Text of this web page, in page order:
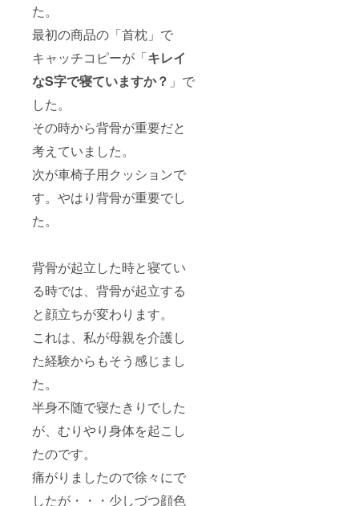
た。
最初の商品の「首枕」で
キャッチコピーが「キレイ
なS字で寝ていますか？ 」で
した。
その時から背骨が重要だと
考えていました。
次が車椅子用クッションで
す。やはり背骨が重要でし
た。
背骨が起立した時と寝てい
る時では、背骨が起立する
と顔立ちが変わります。
これは、私が母親を介護し
た経験からもそう感じまし
た。
半身不随で寝たきりでした
が、むりやり身体を起こし
たのです。
痛がりましたので徐々にで
したが・・・少しづつ顔色